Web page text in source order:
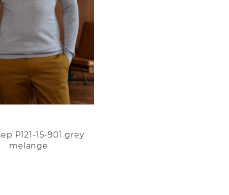
P121-15-901 grey
melange